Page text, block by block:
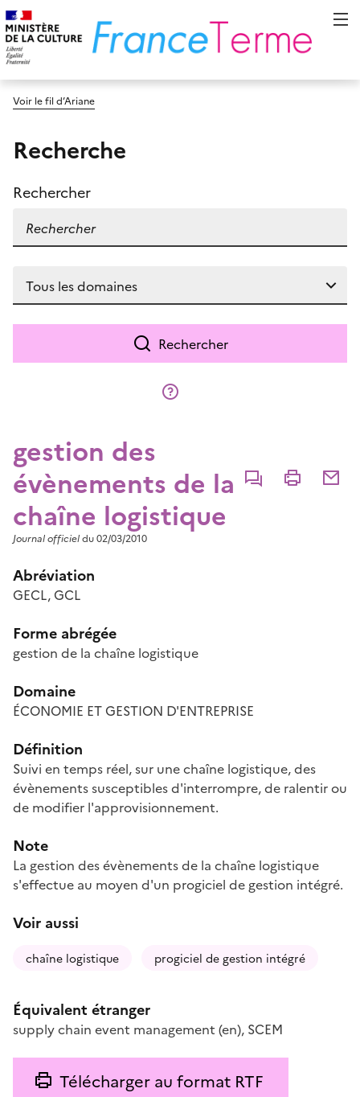
Voir le fil d’Ariane
Recherche
Rechercher
Rechercher
gestion des
évènements de la
chaîne logistique
CommenterImprimer
Journal officieldu 02/03/2010
Abréviation
GECL, GCL
Forme abrégée
gestion de la chaîne logistique
Domaine
ÉCONOMIE ET GESTION D'ENTREPRISE
Définition
Suivi en temps réel, sur une chaîne logistique, des
évènements susceptibles d'interrompre, de ralentir ou
de modifier l'approvisionnement.
Note
La gestion des évènements de la chaîne logistique
s'effectue au moyen d'un progiciel de gestion intégré.
Voir aussi
chaîne logistique progiciel de gestion intégré
Équivalent étranger
supply chain event management (en), SCEM
Télécharger au format RTF